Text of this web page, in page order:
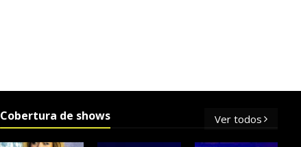
Cobertura de shows Ver todos